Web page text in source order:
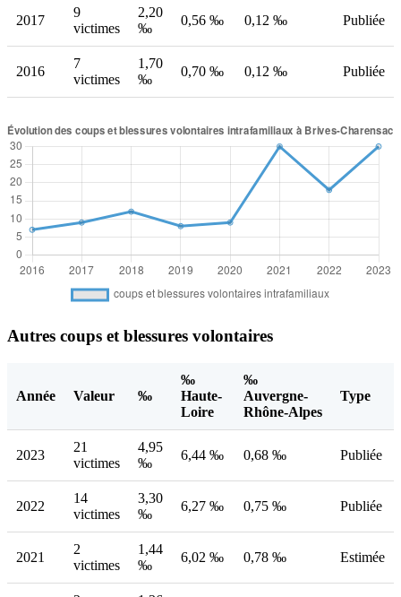
2017
9
victimes
2,20
‰
0,56 ‰ 0,12 ‰ Publiée
2016
7
victimes
1,70
‰
0,70 ‰ 0,12 ‰ Publiée
Autres coups et blessures volontaires
Année Valeur ‰
‰
Haute-
Loire
‰
Auvergne-
Rhône-Alpes
Type
2023
21
victimes
4,95
‰
6,44 ‰ 0,68 ‰ Publiée
2022
14
victimes
3,30
‰
6,27 ‰ 0,75 ‰ Publiée
2021
2
victimes
1,44
‰
6,02 ‰ 0,78 ‰ Estimée